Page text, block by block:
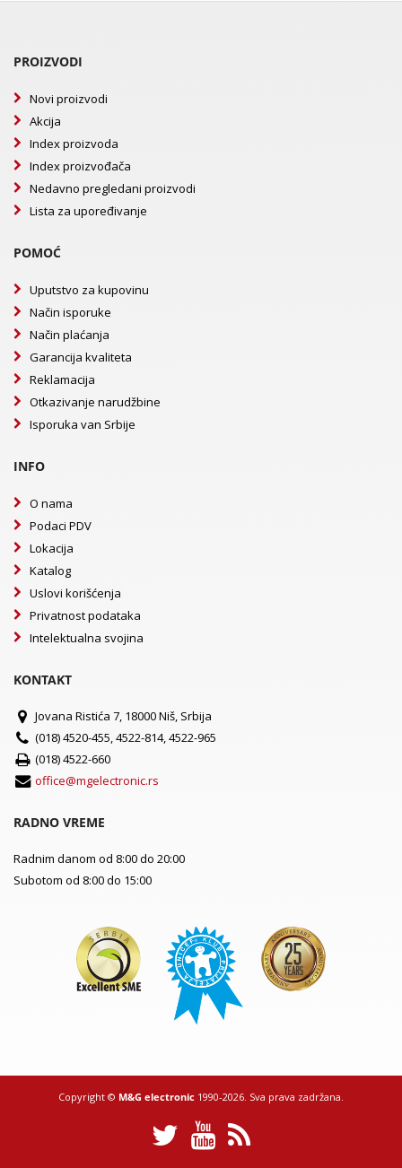
PROIZVODI
Novi proizvodi
Akcija
Index proizvoda
Index proizvođača
Nedavno pregledani proizvodi
Lista za upoređivanje
POMOĆ
Uputstvo za kupovinu
Način isporuke
Način plaćanja
Garancija kvaliteta
Reklamacija
Otkazivanje narudžbine
Isporuka van Srbije
INFO
O nama
Podaci PDV
Lokacija
Katalog
Uslovi korišćenja
Privatnost podataka
Intelektualna svojina
KONTAKT
Jovana Ristića 7, 18000 Niš, Srbija
(018) 4520-455, 4522-814, 4522-965
(018) 4522-660
office@mgelectronic.rs
RADNO VREME
Radnim danom od 8:00 do 20:00
Subotom od 8:00 do 15:00
Copyright © M&G electronic 1990-2026. Sva prava zadržana.